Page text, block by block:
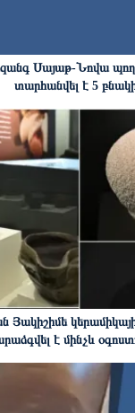
Սայաթ-Նովա
տարհանվել է 5
է մինչև